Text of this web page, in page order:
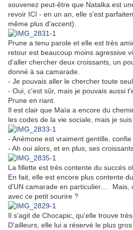
souvenez peut-être que Natalka est
revoir ICI - en un an, elle s'est
même plus d'accent).
Prune a tenu parole et elle est très
retour est beaucoup moins agressive
d'aller chercher deux croissants, un
donné à sa camarade.
- Je pouvais aller le chercher toute
- Oui, c'est sûr, mais je pouvais aussi
Prune en riant.
Il est clair que Maïa a encore du
les codes de la vie sociale, mais je
- Anémone est vraiment gentille,
- Ah oui alors, et en plus, ses
La fillette est très contente du succès
En fait, elle est encore plus contente
d'UN camarade en particulier.... Mais,
avec ce petit sourire ?
Il s'agit de Chocapic, qu'elle trouve très
D'ailleurs, elle lui a réservé le plus